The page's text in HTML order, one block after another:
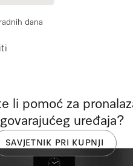
dana
li pomoć za
uređaja?
SAVJETNIK PRI KUPNJI